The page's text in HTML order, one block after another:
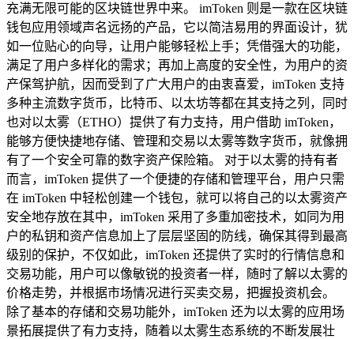
充满无限可能的区块链世界中来。 imToken 则是一款在区块链
钱包应用领域声名远扬的产品，它以简洁易用的界面设计，犹
如一位贴心的向导，让用户能够轻松上手；凭借强大的功能，
满足了用户多样化的需求；再加上高度的安全性，为用户的资
产保驾护航，因而受到了广大用户的由衷喜爱，imToken 支持
多种主流数字货币，比特币、以太坊等都在其支持之列，同时
也对以太雾（ETHO）提供了有力支持，用户借助 imToken，
能够方便快捷地存储、管理和交易以太雾等数字货币，就像拥
有了一个安全可靠的数字资产保险箱。 对于以太雾的持有者
而言，imToken 提供了一个便捷的存储和管理平台，用户只需
在 imToken 中轻松创建一个钱包，就可以将自己的以太雾资产
安全地存放在其中，imToken 采用了多重加密技术，如同为用
户的私钥和资产信息加上了层层坚固的防线，确保其得到最高
级别的保护，不仅如此，imToken 还提供了实时的行情信息和
交易功能，用户可以像敏锐的投资者一样，随时了解以太雾的
价格走势，并根据市场情况进行买卖交易，把握投资机会。
除了基本的存储和交易功能外，imToken 还为以太雾的应用场
景拓展提供了有力支持，随着以太雾生态系统的不断发展壮